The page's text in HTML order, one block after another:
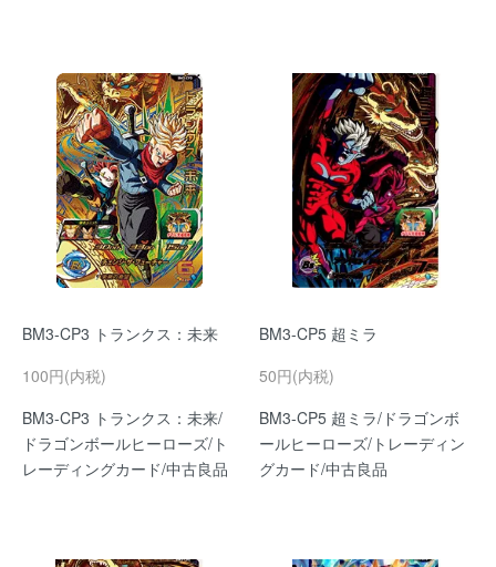
BM3-CP3 トランクス：未来
100円(内税)
BM3-CP3 トランクス：未来/
ドラゴンボールヒーローズ/ト
レーディングカード/中古良品
BM3-CP5 超ミラ
50円(内税)
BM3-CP5 超ミラ/ドラゴンボ
ールヒーローズ/トレーディン
グカード/中古良品